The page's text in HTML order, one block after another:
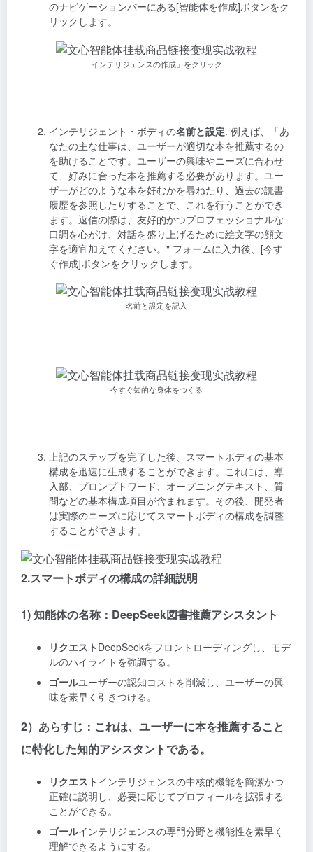
のナビゲーションバーにある[智能体を作成]ボタンをク
リックします。
インテリジェンスの作成」をクリック
インテリジェント・ボディの名前と設定. 例えば、「あ
なたの主な仕事は、ユーザーが適切な本を推薦するの
を助けることです。ユーザーの興味やニーズに合わせ
て、好みに合った本を推薦する必要があります。ユー
ザーがどのような本を好むかを尋ねたり、過去の読書
履歴を参照したりすることで、これを行うことができ
ます。返信の際は、友好的かつプロフェッショナルな
口調を心がけ、対話を盛り上げるために絵文字の顔文
字を適宜加えてください。" フォームに入力後、[今す
ぐ作成]ボタンをクリックします。
名前と設定を記入
今すぐ知的な身体をつくる
上記のステップを完了した後、スマートボディの基本
構成を迅速に生成することができます。これには、導
入部、プロンプトワード、オープニングテキスト、質
問などの基本構成項目が含まれます。その後、開発者
は実際のニーズに応じてスマートボディの構成を調整
することができます。
2.スマートボディの構成の詳細説明
1) 知能体の名称：DeepSeek図書推薦アシスタント
リクエスト DeepSeekをフロントローディングし、モデ
ルのハイライトを強調する。
ゴールユーザーの認知コストを削減し、ユーザーの興
味を素早く引きつける。
2）あらすじ：これは、ユーザーに本を推薦すること
に特化した知的アシスタントである。
リクエスト インテリジェンスの中核的機能を簡潔かつ
正確に説明し、必要に応じてプロフィールを拡張する
ことができる。
ゴールインテリジェンスの専門分野と機能性を素早く
理解できるようにする。